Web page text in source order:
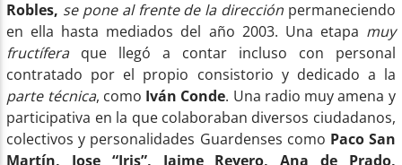
Robles, se pone al frente de la direcciónpermaneciendo
en ella hasta mediados del año 2003. Una etapa muy
fructífera que llegó a contar incluso con personal
contratado por el propio consistorio y dedicado a la
parte técnica, como Iván Conde. Una radio muy amena y
participativa en la que colaboraban diversos ciudadanos,
colectivos y personalidades Guardenses como Paco San
Martín, Jose “Iris”, Jaime Reyero, Ana de Prado,